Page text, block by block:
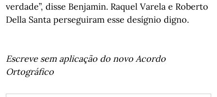
verdade”, disse Benjamin. Raquel Varela e Roberto
Della Santa perseguiram esse desígnio digno.
Escreve sem aplicação do novo Acordo
Ortográfico